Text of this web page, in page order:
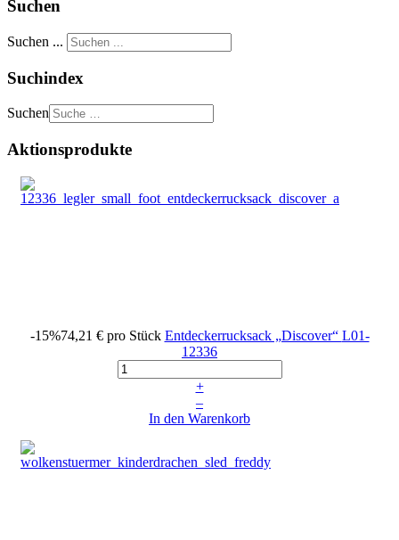
Suchen
Suchen ...
Suchindex
Suchen
Aktionsprodukte
-15%74,21 € pro Stück Entdeckerrucksack „Discover“ L01-
12336
+
–
In den Warenkorb